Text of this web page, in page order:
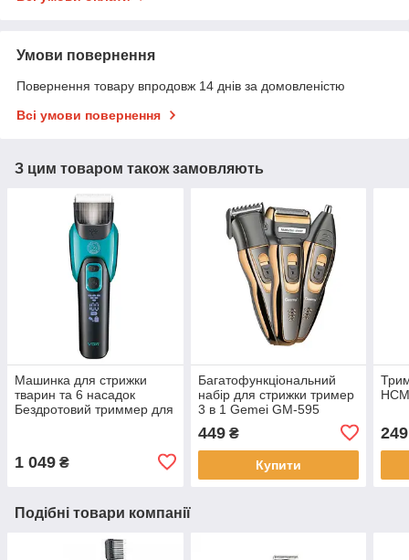
Умови повернення
Повернення товару впродовж 14 днів за домовленістю
Всі умови повернення
З цим товаром також замовляють
Машинка для стрижки
тварин та 6 насадок
Бездротовий триммер для
1 049 ₴
Багатофункціональний
набір для стрижки тример
3 в 1 Gemei GM-595
449₴
Купити
249
Подібні товари компанії